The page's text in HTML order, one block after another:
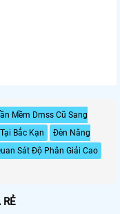
Mềm Dmss Cũ Sang
Bắc Kạn
Đèn Năng
Sát Độ Phân Giải Cao
RẺ